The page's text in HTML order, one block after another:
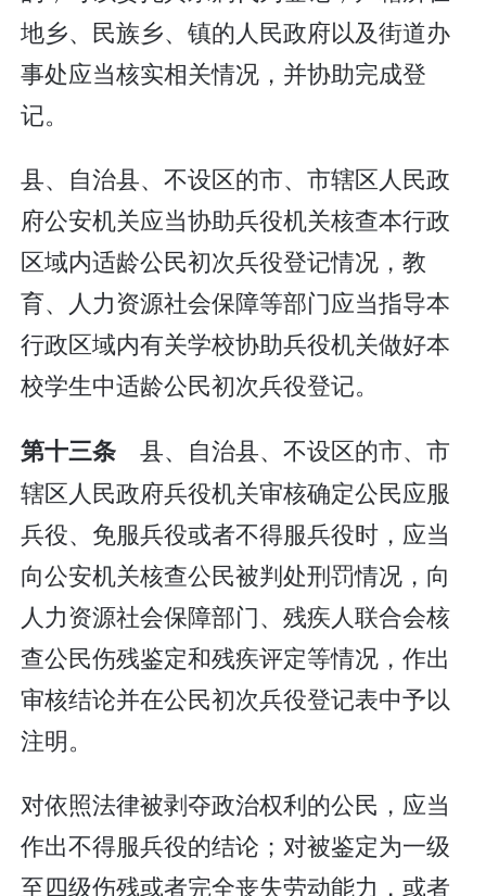
地乡、民族乡、镇的人民政府以及街道办
事处应当核实相关情况，并协助完成登
记。
县、自治县、不设区的市、市辖区人民政
府公安机关应当协助兵役机关核查本行政
区域内适龄公民初次兵役登记情况，教
育、人力资源社会保障等部门应当指导本
行政区域内有关学校协助兵役机关做好本
校学生中适龄公民初次兵役登记。
第十三条县、自治县、不设区的市、市
辖区人民政府兵役机关审核确定公民应服
兵役、免服兵役或者不得服兵役时，应当
向公安机关核查公民被判处刑罚情况，向
人力资源社会保障部门、残疾人联合会核
查公民伤残鉴定和残疾评定等情况，作出
审核结论并在公民初次兵役登记表中予以
注明。
对依照法律被剥夺政治权利的公民，应当
作出不得服兵役的结论；对被鉴定为一级
至四级伤残或者完全丧失劳动能力，或者